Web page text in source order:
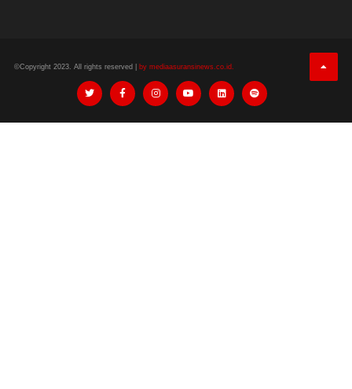
©Copyright 2023. All rights reserved | by mediaasuransinews.co.id.